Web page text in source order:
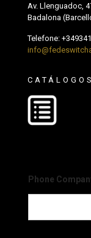
Av. Llenguadoc,
Badalona
Telefone:
CATÁLOGOS
Phone